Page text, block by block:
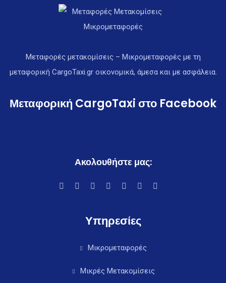
Μεταφορές μετακομίσεις – Μικρομεταφορές με τη
μεταφορική CargoTaxi.gr οικονομικά, άμεσα και με ασφάλεια.
Μεταφορική CargoTaxi στο Facebook
Ακολουθήστε μας:
Υπηρεσίες
Μικρομεταφορές
Μικρές Μετακομίσεις